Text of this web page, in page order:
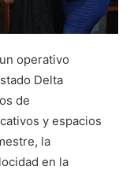
operativo
Delta
de
y espacios
la
en la